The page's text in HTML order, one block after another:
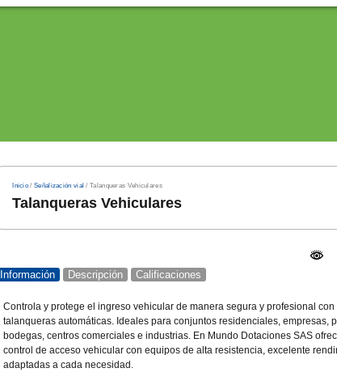
Inicio /Señalización vial / Talanqueras Vehiculares
Talanqueras Vehiculares
Información Descripción Calificaciones
Controla y protege el ingreso vehicular de manera segura y profesional con
talanqueras automáticas. Ideales para conjuntos residenciales, empresas,
bodegas, centros comerciales e industrias. En Mundo Dotaciones SAS
control de acceso vehicular con equipos de alta resistencia, excelente
adaptadas a cada necesidad.